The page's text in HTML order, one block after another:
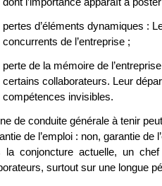
pertes d’éléments dynamiques :
concurrents de l’entreprise ;
perte de la mémoire de
certains collaborateurs. Leur
compétences invisibles.
de conduite générale à tenir
de l’emploi : non, garantie de
la conjoncture actuelle, un
surtout sur une longue